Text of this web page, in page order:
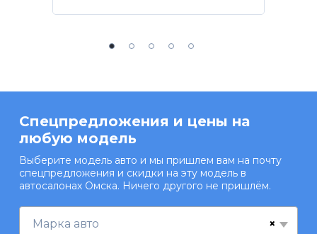
Спецпредложения и цены на
любую модель
Выберите модель авто и мы пришлем вам на почту
спецпредложения и скидки на эту модель в
автосалонах Омска. Ничего другого не пришлём.
×
Марка авто